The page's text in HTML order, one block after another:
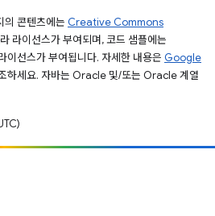
의 콘텐츠에는 Creative Commons
라이선스가 부여되며, 코드 샘플에는
이선스가 부여됩니다. 자세한 내용은 Google
하세요. 자바는 Oracle 및/또는 Oracle 계열